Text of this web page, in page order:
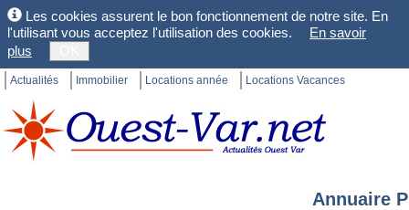
Les cookies assurent le bon fonctionnement de notre site. En
l'utilisant vous acceptez l'utilisation des cookies.
En savoir
plus
Actualités Immobilier Locations année Locations Vacances
Annuaire